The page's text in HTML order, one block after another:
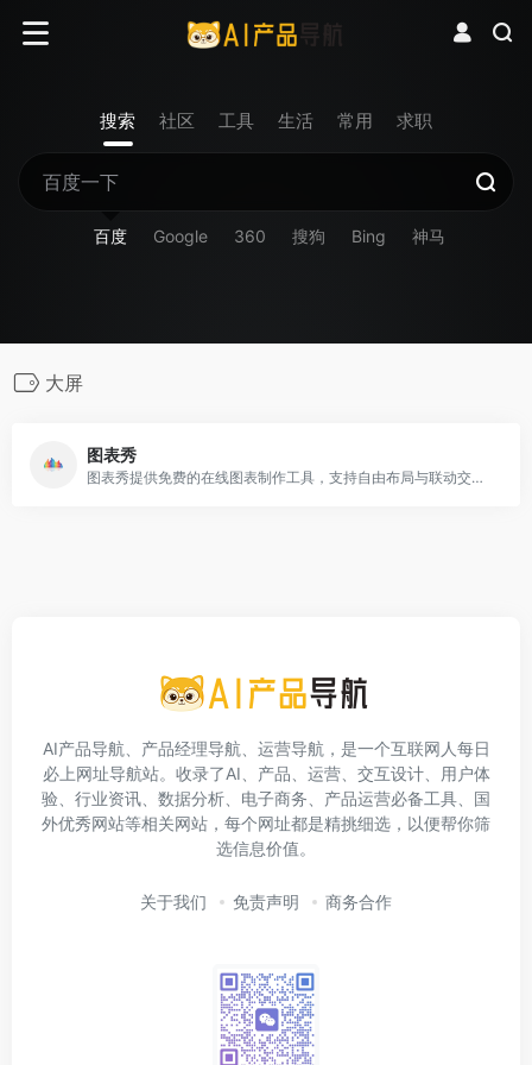
搜索 社区 工具 生活 常用 求职
百度 Google 360 搜狗 Bing 神马
大屏
图表秀
图表秀提供免费的在线图表制作工具，支持自由布局与联动交互分析，操作简单，支持动态交互的高级数据可视化分析图表的制作，图表美观，支持将图表分享到微信、微博等社交网络上。图表工具,免费图表,图表制作软件,数据可视化,数据分析,数据展示,图表软件,可视化分析软,酷炫图表,数据仪表盘,交互式数据,ppt图表,数据分析软件,Excel图表,柱状图,统计图,K线图,雷达图,热力图,关系图,四象限图,标签云
AI产品导航、产品经理导航、运营导航，是一个互联网人每日
必上网址导航站。收录了AI、产品、运营、交互设计、用户体
验、行业资讯、数据分析、电子商务、产品运营必备工具、国
外优秀网站等相关网站，每个网址都是精挑细选，以便帮你筛
选信息价值。
关于我们 免责声明 商务合作